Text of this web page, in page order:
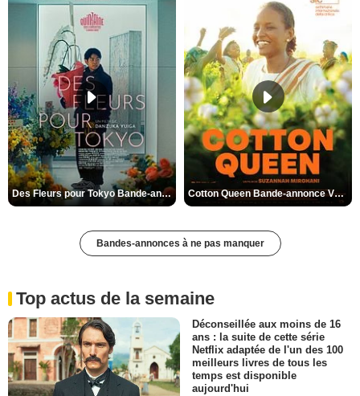
Des Fleurs pour Tokyo Bande-annonce VO STFR Cotton Queen Bande-annonce VO STFR
Bandes-annonces à ne pas manquer
Top actus de la semaine
Déconseillée aux moins de 16
ans : la suite de cette série
Netflix adaptée de l'un des 100
meilleurs livres de tous les
temps est disponible
aujourd'hui